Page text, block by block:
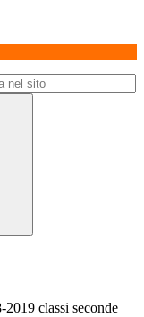
classi seconde